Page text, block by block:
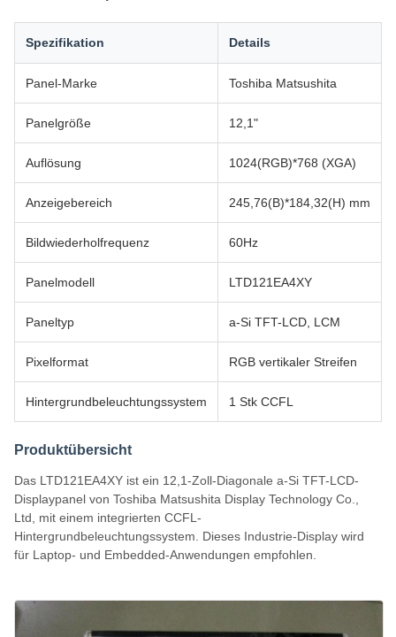
Spezifikation Details
Panel-Marke Toshiba Matsushita
Panelgröße 12,1"
Auflösung 1024(RGB)*768 (XGA)
Anzeigebereich 245,76(B)*184,32(H) mm
Bildwiederholfrequenz 60Hz
Panelmodell LTD121EA4XY
Paneltyp a-Si TFT-LCD, LCM
Pixelformat RGB vertikaler Streifen
Hintergrundbeleuchtungssystem 1 Stk CCFL
Produktübersicht
Das LTD121EA4XY ist ein 12,1-Zoll-Diagonale a-Si TFT-LCD-
Displaypanel von Toshiba Matsushita Display Technology Co.,
Ltd, mit einem integrierten CCFL-
Hintergrundbeleuchtungssystem. Dieses Industrie-Display wird
für Laptop- und Embedded-Anwendungen empfohlen.